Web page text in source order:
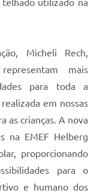
Micheli Rech,
mais
para toda a
em nossas
as crianças. A nova
na EMEF Helberg
proporcionando
para o
e humano dos